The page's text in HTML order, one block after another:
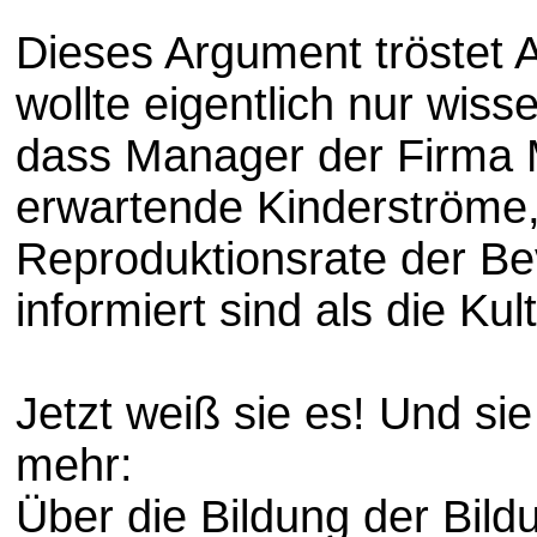
Dieses Argument tröstet
wollte eigentlich nur
dass Manager der Firma
erwartende
Reproduktionsrate der
informiert sind als die
Jetzt weiß sie es! Und
mehr:
Über die Bildung der